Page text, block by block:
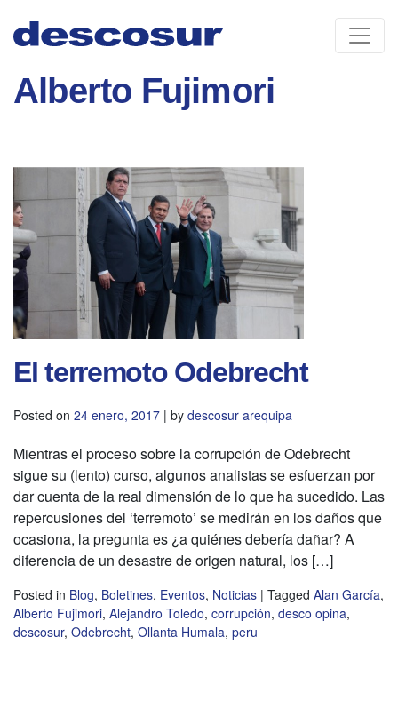
content
Alberto Fujimori
El terremoto Odebrecht
Posted on 24 enero, 2017 | by descosur arequipa
Mientras el proceso sobre la corrupción de Odebrecht
sigue su (lento) curso, algunos analistas se esfuerzan por
dar cuenta de la real dimensión de lo que ha sucedido. Las
repercusiones del ‘terremoto’ se medirán en los daños que
ocasiona, la pregunta es ¿a quiénes debería dañar? A
diferencia de un desastre de origen natural, los […]
Posted in Blog, Boletines, Eventos, Noticias | Tagged Alan García,
Alberto Fujimori, Alejandro Toledo, corrupción, desco opina,
descosur, Odebrecht, Ollanta Humala, peru